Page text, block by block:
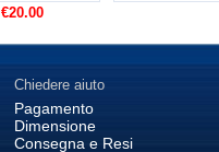
€20.00
Chiedere aiuto
Pagamento
Dimensione
Consegna e Resi